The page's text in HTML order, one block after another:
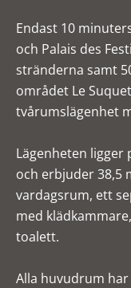
Endast 10
och Palais des
stränderna samt
området Le
tvårumslägenhet
Lägenheten ligger
och erbjuder 38,5
vardagsrum, ett
med
toalett.
Alla huvudrum